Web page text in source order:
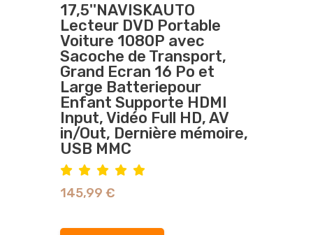
17,5''NAVISKAUTO
Lecteur DVD Portable
Voiture 1080P avec
Sacoche de Transport,
Grand Ecran 16 Po et
Large Batteriepour
Enfant Supporte HDMI
Input, Vidéo Full HD, AV
in/Out, Dernière mémoire,
USB MMC
145,99 €